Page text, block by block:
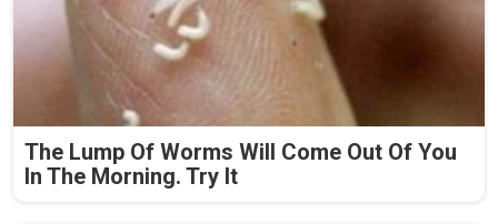
The Lump Of Worms Will Come Out Of You
In The Morning. Try It